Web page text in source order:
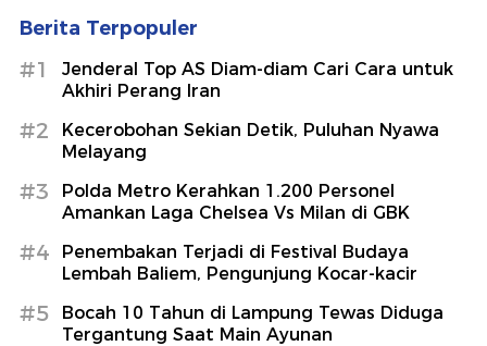
Berita Terpopuler
#1
Jenderal Top AS Diam-diam Cari Cara untuk
Akhiri Perang Iran
#2
Kecerobohan Sekian Detik, Puluhan Nyawa
Melayang
#3
Polda Metro Kerahkan 1.200 Personel
Amankan Laga Chelsea Vs Milan di GBK
#4
Penembakan Terjadi di Festival Budaya
Lembah Baliem, Pengunjung Kocar-kacir
#5
Bocah 10 Tahun di Lampung Tewas Diduga
Tergantung Saat Main Ayunan